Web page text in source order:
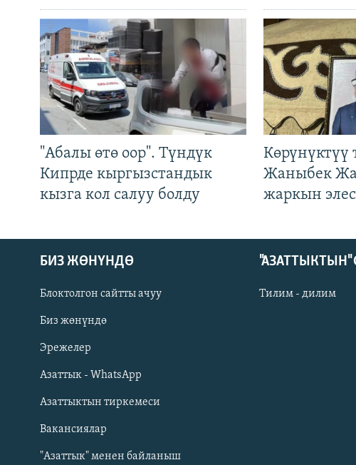
Русский
ОНЛАЙН ШЕРИНЕ
"Абалы өтө оор". Түндүк
Кипрде кыргызстандык
кызга кол салуу болду
Жаныбек
жаркын
БИЗ ЖӨНҮНДӨ
Блоктолгон сайтты ачуу
Биз жөнүндө
Эрежелер
Азаттык - WhatsApp
Азаттыктын тиркемеси
Вакансиялар
"Азаттык" менен байланыш
Тилим - дилим